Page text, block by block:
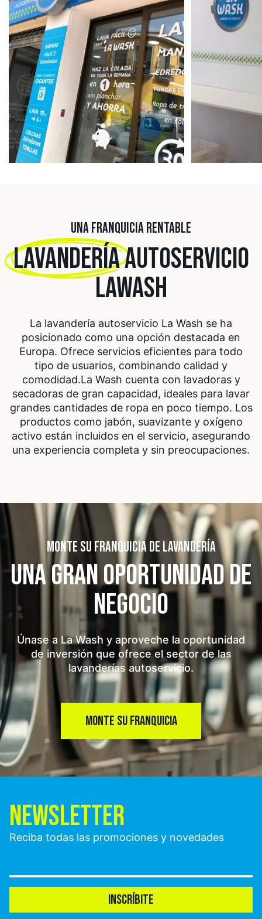
UNA FRANQUICIA RENTABLE
LAVANDERÍAAUTOSERVICIO
LAWASH
La lavandería autoservicio La Wash se ha
posicionado como una opción destacada en
Europa. Ofrece servicios eficientes para todo
tipo de usuarios, combinando calidad y
comodidad.La Wash cuenta con lavadoras y
secadoras de gran capacidad, ideales para lavar
grandes cantidades de ropa en poco tiempo. Los
productos como jabón, suavizante y oxígeno
activo están incluidos en el servicio, asegurando
una experiencia completa y sin preocupaciones.
MONTE SU FRANQUICIA DE LAVANDERÍA
UNA GRAN OPORTUNIDADDE
NEGOCIO
Únase a La Wash y aproveche la oportunidad
de inversión que ofrece el sector de las
lavanderías autoservicio.
MONTE SU FRANQUICIA
NEWSLETTER
Reciba todas las promociones y novedades
INSCRÍBITE